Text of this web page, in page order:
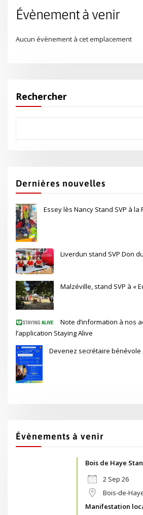
Évènement à venir
Aucun évènement à cet emplacement
Rechercher
Dernières nouvelles
Essey lès Nancy Stand SVP à la
Liverdun stand SVP Don
Malzéville, stand SVP à «
Note d’information à nos
l’application Staying Alive
Devenez secrétaire bénévole
Évènements à venir
Bois de Haye
2 Sep 26
Bois-de-
Manifestation